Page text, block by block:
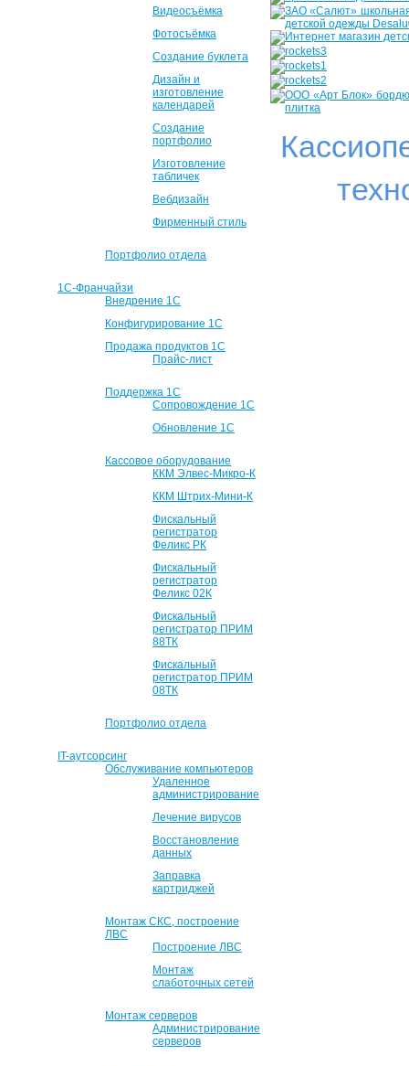
Видеосъёмка
Фотосъёмка
Создание буклета
Дизайн и
изготовление
календарей
Создание
портфолио
Изготовление
табличек
Вебдизайн
Фирменный стиль
Портфолио отдела
1С-Франчайзи
Внедрение 1С
Конфигурирование 1С
Продажа продуктов 1С
Прайс-лист
Поддержка 1С
Сопровождение 1С
Обновление 1С
Кассовое оборудование
ККМ Элвес-Микро-К
ККМ Штрих-Мини-К
Фискальный
регистратор
Феликс РК
Фискальный
регистратор
Феликс 02К
Фискальный
регистратор ПРИМ
88ТК
Фискальный
регистратор ПРИМ
08ТК
Портфолио отдела
IT-аутсорсинг
Обслуживание компьютеров
Удаленное
администрирование
Лечение вирусов
Восстановление
данных
Заправка
картриджей
Монтаж СКС, построение
ЛВС
Построение ЛВС
Монтаж
слаботочных сетей
Монтаж серверов
Администрирование
серверов